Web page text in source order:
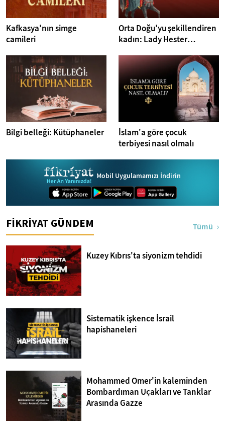
Kafkasya'nın simge
camileri
Orta Doğu'yu şekillendiren
kadın: Lady Hester
Bilgi belleği: Kütüphaneler
İslam'a göre çocuk
terbiyesi nasıl olmalı
Mobil Uygulamamızı İndirin
FİKRİYAT GÜNDEM Tümü
Kuzey Kıbrıs'ta siyonizm tehdidi
Sistematik işkence İsrail
hapishaneleri
Mohammed Omer'in kaleminden
Bombardıman Uçakları ve Tanklar
Arasında Gazze